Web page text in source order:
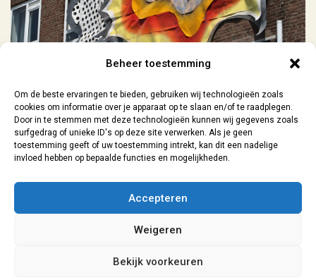
Beheer toestemming
Om de beste ervaringen te bieden, gebruiken wij technologieën zoals
cookies om informatie over je apparaat op te slaan en/of te raadplegen.
Door in te stemmen met deze technologieën kunnen wij gegevens zoals
surfgedrag of unieke ID's op deze site verwerken. Als je geen
toestemming geeft of uw toestemming intrekt, kan dit een nadelige
invloed hebben op bepaalde functies en mogelijkheden.
Accepteren
Weigeren
Bekijk voorkeuren
Previous Project Next Project
sanne@lokaal7a.nl
Leiden | 2026
Algemene Voorwaarden|Privacyverklaring